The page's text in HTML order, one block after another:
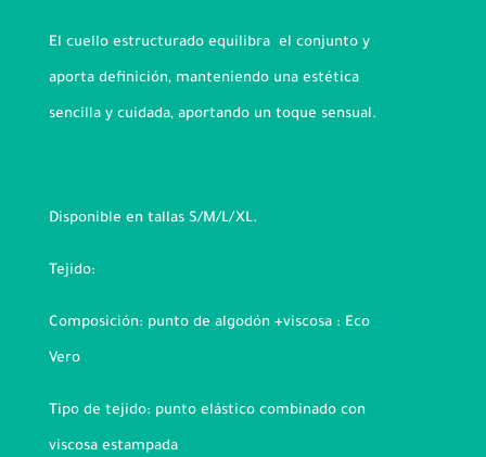
El cuello estructurado equilibra el conjunto y
aporta definición, manteniendo una estética
sencilla y cuidada, aportando un toque sensual.
Disponible en tallas S/M/L/XL.
Tejido:
Composición: punto de algodón +viscosa : Eco
Vero
Tipo de tejido: punto elástico combinado con
viscosa estampada